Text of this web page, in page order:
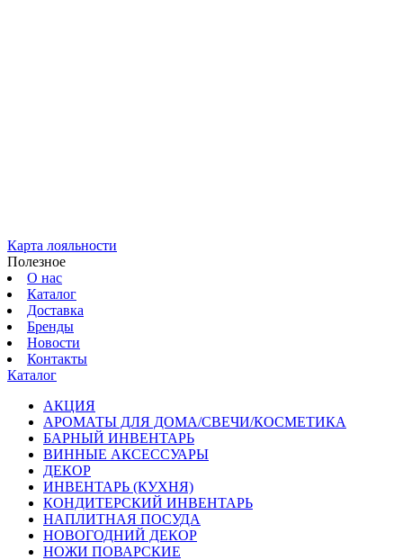
Карта лояльности
Полезное
О нас
Каталог
Доставка
Бренды
Новости
Контакты
Каталог
АКЦИЯ
АРОМАТЫ ДЛЯ ДОМА/СВЕЧИ/КОСМЕТИКА
БАРНЫЙ ИНВЕНТАРЬ
ВИННЫЕ АКСЕССУАРЫ
ДЕКОР
ИНВЕНТАРЬ (КУХНЯ)
КОНДИТЕРСКИЙ ИНВЕНТАРЬ
НАПЛИТНАЯ ПОСУДА
НОВОГОДНИЙ ДЕКОР
НОЖИ ПОВАРСКИЕ